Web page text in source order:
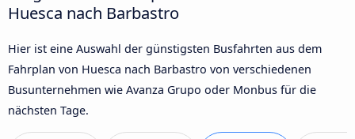
Huesca nach Barbastro
Hier ist eine Auswahl der günstigsten Busfahrten aus dem
Fahrplan von Huesca nach Barbastro von verschiedenen
Busunternehmen wie Avanza Grupo oder Monbus für die
nächsten Tage.